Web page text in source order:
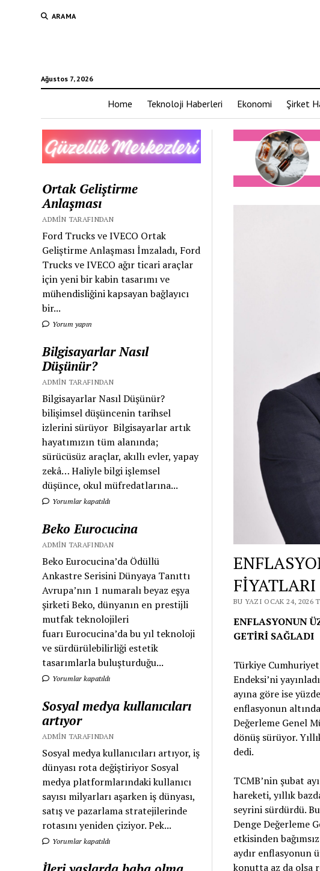
ARAMA
Ağustos 7, 2026
Home Teknoloji Haberleri Ekonomi Şirket
Ortak Geliştirme
Anlaşması
ADMIN TARAFINDAN
Ford Trucks ve IVECO Ortak
Geliştirme Anlaşması İmzaladı, Ford
Trucks ve IVECO ağır ticari araçlar
için yeni bir kabin tasarımı ve
mühendisliğini kapsayan bağlayıcı
bir...
Yorum yapın
Bilgisayarlar Nasıl
Düşünür?
ADMIN TARAFINDAN
Bilgisayarlar Nasıl Düşünür?
bilişimsel düşüncenin tarihsel
izlerini sürüyor Bilgisayarlar artık
hayatımızın tüm alanında;
sürücüsüz araçlar, akıllı evler, yapay
zekâ… Haliyle bilgi işlemsel
düşünce, okul müfredatlarına...
Yorumlar kapatıldı
Beko Eurocucina
ADMIN TARAFINDAN
Beko Eurocucina’da Ödüllü
Ankastre Serisini Dünyaya Tanıttı
Avrupa’nın 1 numaralı beyaz eşya
şirketi Beko, dünyanın en prestijli
mutfak teknolojileri
fuarı Eurocucina’da bu yıl teknoloji
ve sürdürülebilirliği estetik
tasarımlarla buluşturduğu...
Yorumlar kapatıldı
Sosyal medya kullanıcıları
artıyor
ADMIN TARAFINDAN
Sosyal medya kullanıcıları artıyor, iş
dünyası rota değiştiriyor Sosyal
medya platformlarındaki kullanıcı
sayısı milyarları aşarken iş dünyası,
satış ve pazarlama stratejilerinde
rotasını yeniden çiziyor. Pek...
Yorumlar kapatıldı
FİYATLARI
BU YAZI OCAK 24, 2026
ENFLASYONUN
GETİRİ SAĞLADI
Türkiye
Endeksi’ni
ayına göre ise
enflasyonun
Değerleme Genel
dönüş sürüyor.
dedi.
TCMB’nin şubat
hareketi, yıllık
seyrini sürdürdü.
Denge Değerleme
etkisinden
aydır enflasyonun
konutta az da olsa